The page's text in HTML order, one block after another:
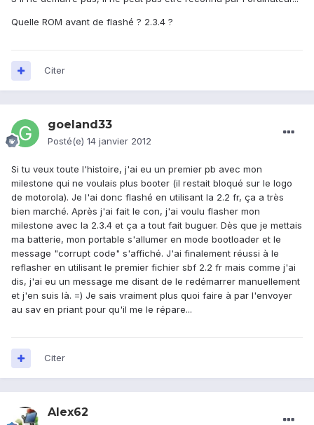
Quelle ROM avant de flashé ? 2.3.4 ?
Citer
goeland33
Posté(e) 14 janvier 2012
Si tu veux toute l'histoire, j'ai eu un premier pb avec mon
milestone qui ne voulais plus booter (il restait bloqué sur le logo
de motorola). Je l'ai donc flashé en utilisant la 2.2 fr, ça a très
bien marché. Après j'ai fait le con, j'ai voulu flasher mon
milestone avec la 2.3.4 et ça a tout fait buguer. Dès que je mettais
ma batterie, mon portable s'allumer en mode bootloader et le
message "corrupt code" s'affiché. J'ai finalement réussi à le
reflasher en utilisant le premier fichier sbf 2.2 fr mais comme j'ai
dis, j'ai eu un message me disant de le redémarrer manuellement
et j'en suis là. =) Je sais vraiment plus quoi faire à par l'envoyer
au sav en priant pour qu'il me le répare...
Citer
Alex62